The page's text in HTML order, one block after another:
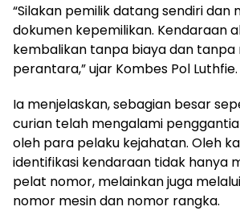
“Silakan pemilik datang sendiri dan
dokumen kepemilikan. Kendaraan
kembalikan tanpa biaya dan tanpa
perantara,” ujar Kombes Pol Luthfie.
Ia menjelaskan, sebagian besar
curian telah mengalami
oleh para pelaku kejahatan. Oleh
identifikasi kendaraan tidak hanya
pelat nomor, melainkan juga
nomor mesin dan nomor rangka.